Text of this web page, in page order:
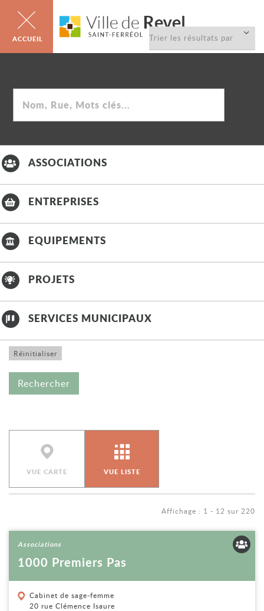
la
liste
ASSOCIATIONS
ENTREPRISES
EQUIPEMENTS
PROJETS
SERVICES MUNICIPAUX
VUE CARTE VUE LISTE
Affichage : 1 - 12 sur 220
Associations
1000 Premiers Pas
Cabinet de sage-femme
20 rue Clémence Isaure